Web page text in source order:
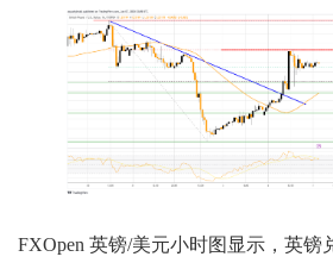
FXOpen 英镑/美元小时图显示，英镑